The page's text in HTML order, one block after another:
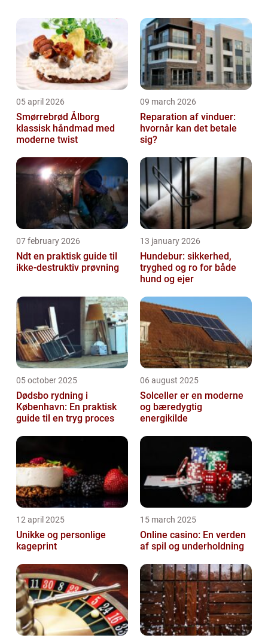
er ikke et psykoaktivt stof lige som TH...
05 april 2026
Smørrebrød Ålborg
klassisk håndmad med
moderne twist
09 march 2026
Reparation af vinduer:
hvornår kan det betale
sig?
07 february 2026
Ndt en praktisk guide til
ikke-destruktiv prøvning
13 january 2026
Hundebur: sikkerhed,
tryghed og ro for både
hund og ejer
05 october 2025
Dødsbo rydning i
København: En praktisk
guide til en tryg proces
06 august 2025
Solceller er en moderne
og bæredygtig
energikilde
12 april 2025
Unikke og personlige
kageprint
15 march 2025
Online casino: En verden
af spil og underholdning